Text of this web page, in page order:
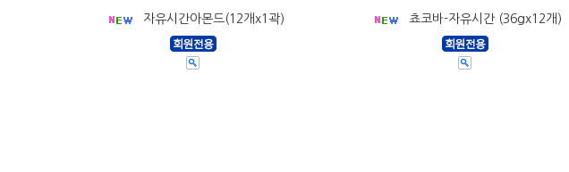
자유시간아몬드(12개x1곽) 쵸코바-자유시간 (36gx12개)